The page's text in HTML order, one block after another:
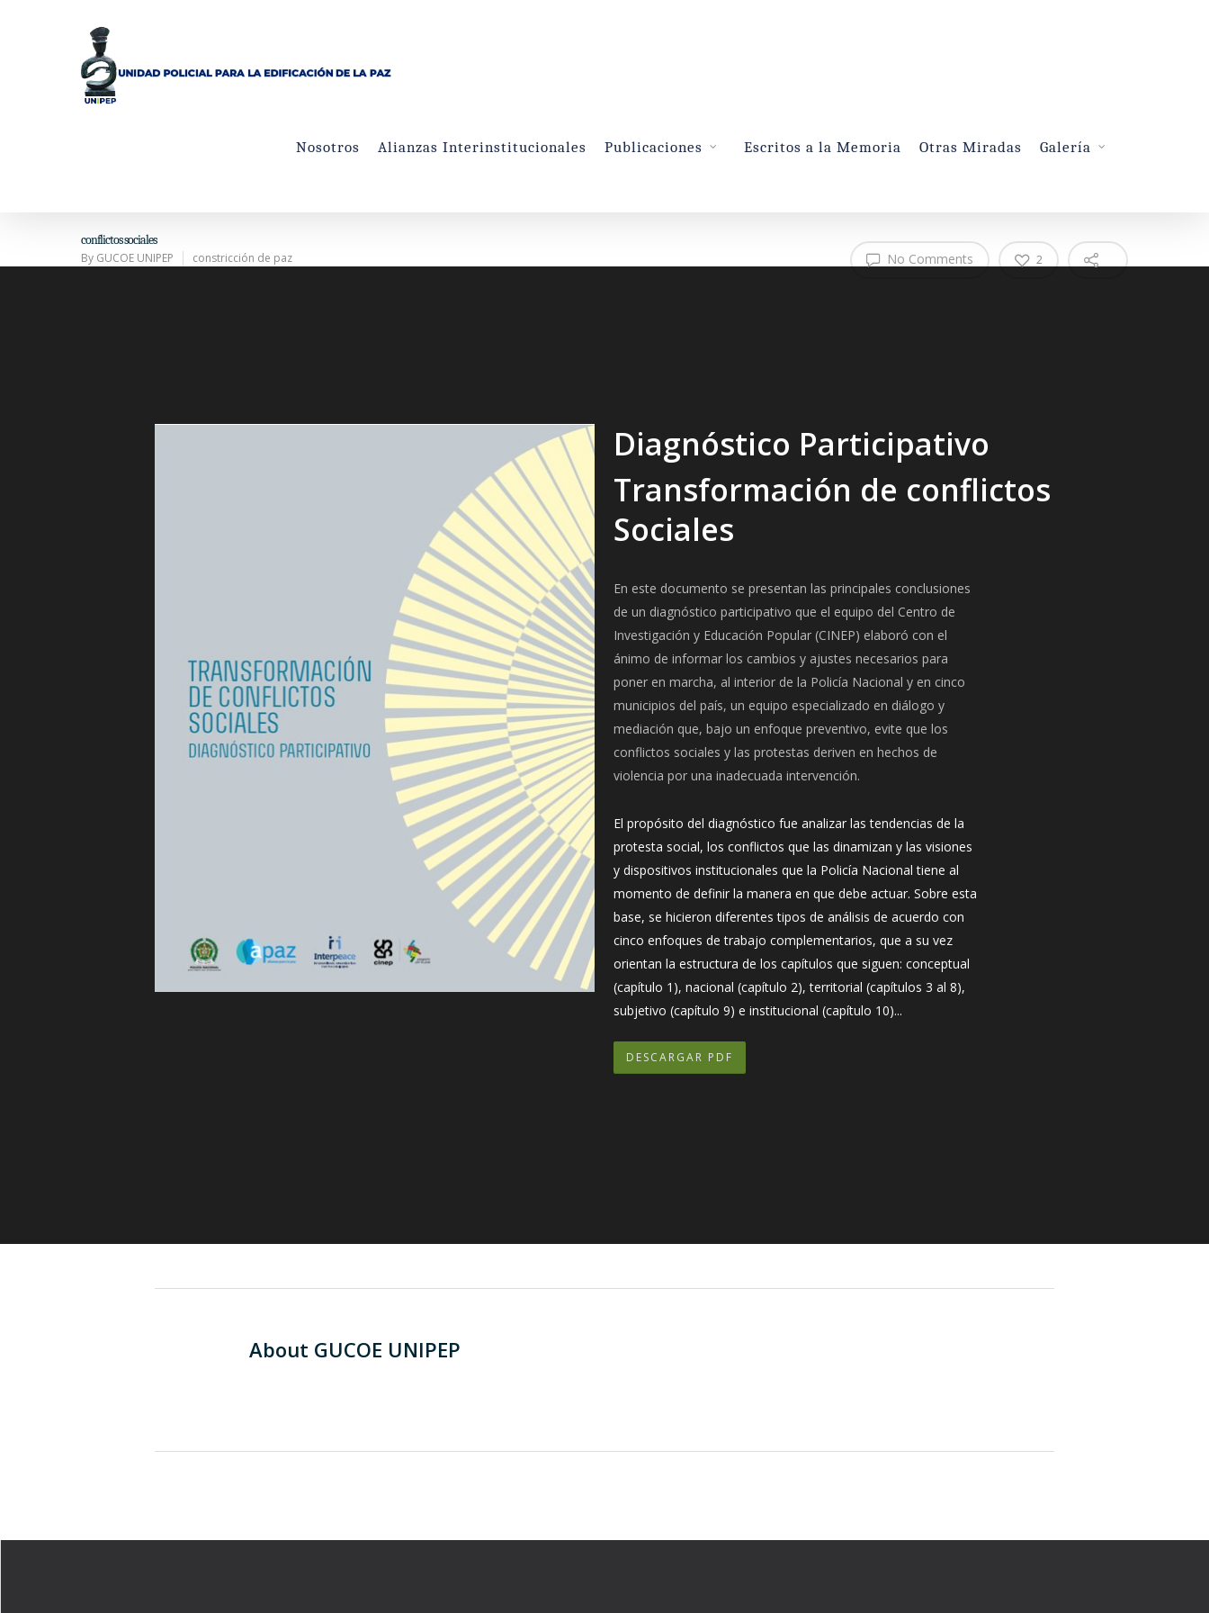
Nosotros Alianzas Interinstitucionales Publicaciones Escritos a la Memoria Otras Miradas Galería
conflictos sociales
By GUCOE UNIPEP constricción de paz No Comments 2
Diagnóstico Participativo
Transformación de conflictos
Sociales
En este documento se presentan las principales conclusiones
de un diagnóstico participativo que el equipo del Centro de
Investigación y Educación Popular (CINEP) elaboró con el
ánimo de informar los cambios y ajustes necesarios para
poner en marcha, al interior de la Policía Nacional y en cinco
municipios del país, un equipo especializado en diálogo y
mediación que, bajo un enfoque preventivo, evite que los
conflictos sociales y las protestas deriven en hechos de
violencia por una inadecuada intervención.
El propósito del diagnóstico fue analizar las tendencias de la
protesta social, los conflictos que las dinamizan y las visiones
y dispositivos institucionales que la Policía Nacional tiene al
momento de definir la manera en que debe actuar. Sobre esta
base, se hicieron diferentes tipos de análisis de acuerdo con
cinco enfoques de trabajo complementarios, que a su vez
orientan la estructura de los capítulos que siguen: conceptual
(capítulo 1), nacional (capítulo 2), territorial (capítulos 3 al 8),
subjetivo (capítulo 9) e institucional (capítulo 10)...
DESCARGAR PDF
About GUCOE UNIPEP